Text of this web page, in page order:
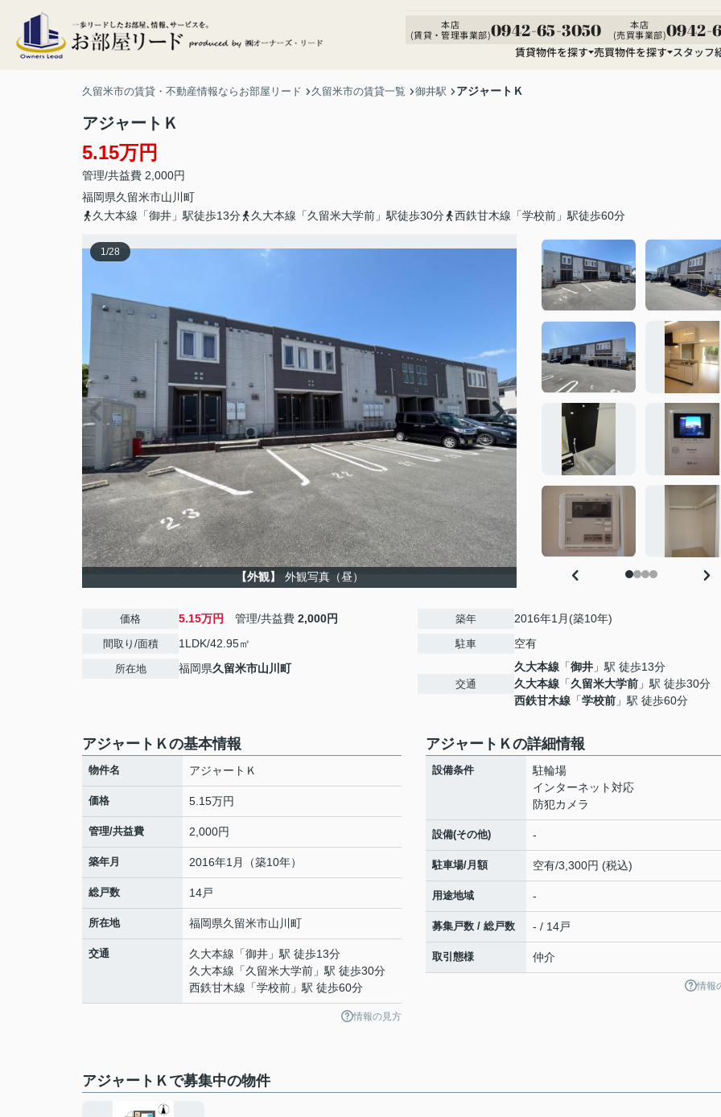
本店
(賃貸・管理事業部)0942-65-3050
本店
(売買事業部)0942-
賃貸物件を探す 売買物件を探す スタッフ
久留米市の賃貸・不動産情報ならお部屋リード 久留米市の賃貸一覧 御井駅 アジャートＫ
アジャートＫ
5.15万円
管理/共益費 2,000円
福岡県久留米市山川町
久大本線「御井」駅徒歩13分
久大本線「久留米大学前」駅徒歩30分 西鉄甘木線「学校前」駅徒歩60分
1/28
【外観】 外観写真（昼）
価格 5.15万円 管理/共益費 2,000円
間取り/面積 1LDK/42.95㎡
所在地 福岡県久留米市山川町
築年 2016年1月(築10年)
駐車 空有
交通
久大本線 「御井 」駅 徒歩13分
久大本線 「久留米大学前 」駅 徒歩30分
西鉄甘木線 「学校前 」駅 徒歩60分
アジャートＫの基本情報
物件名 アジャートＫ
価格 5.15万円
管理/共益費 2,000円
築年月 2016年1月（築10年）
総戸数 14戸
所在地 福岡県久留米市山川町
交通 久大本線 「御井 」駅 徒歩13分
久大本線 「久留米大学前 」駅 徒歩30分
西鉄甘木線 「学校前 」駅 徒歩60分
情報の見方
アジャートＫの詳細情報
設備条件
駐輪場
インターネット対応
防犯カメラ
設備(その他) -
駐車場/月額 空有/3,300円 (税込)
用途地域 -
募集戸数 / 総戸数 - / 14戸
取引態様 仲介
情報
アジャートＫで募集中の物件